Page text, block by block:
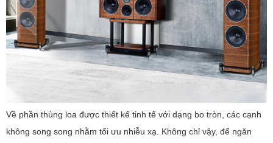
Về phần thùng loa được thiết kế tinh tế với dạng bo tròn, các cạnh
không song song nhằm tối ưu nhiễu xạ. Không chỉ vậy, để ngăn